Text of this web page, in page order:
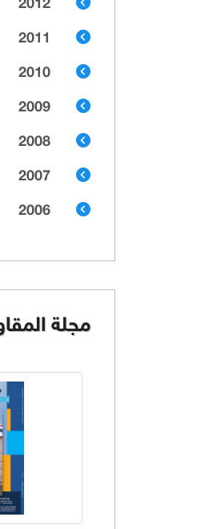
2012
2011
2010
2009
2008
2007
2006
مجلة